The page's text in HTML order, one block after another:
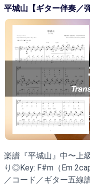
平城山【ギター伴奏／
楽譜『平城山』中〜上
り◎Key: F#m（Em
／コード／ギター五線